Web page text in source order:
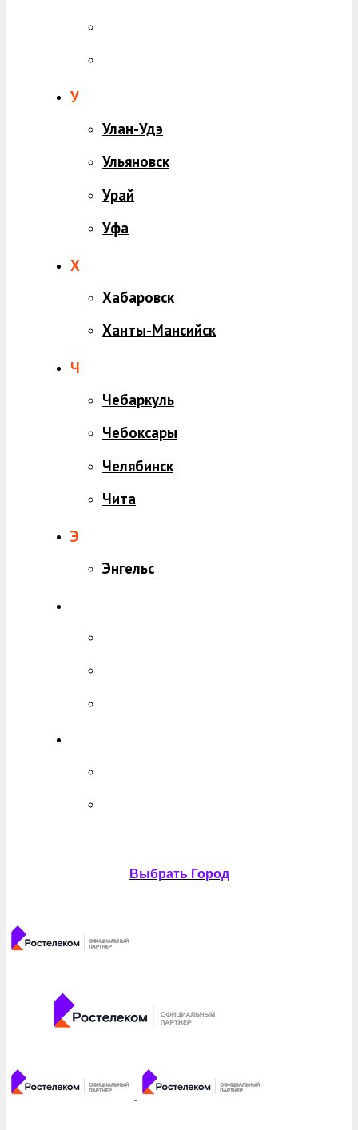
У
Улан-Удэ
Ульяновск
Урай
Уфа
Х
Хабаровск
Ханты-Мансийск
Ч
Чебаркуль
Чебоксары
Челябинск
Чита
Э
Энгельс
Выбрать Город